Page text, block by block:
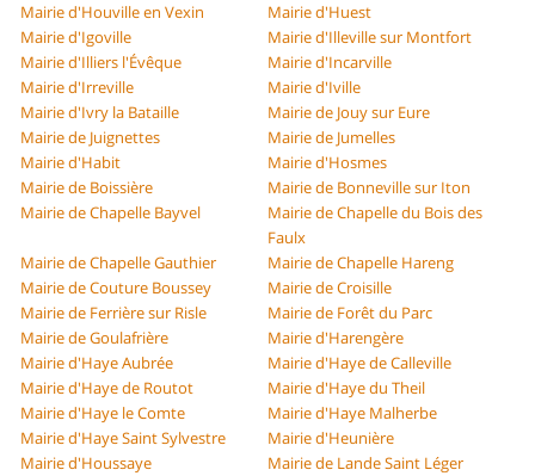
Mairie d'Houville en Vexin
Mairie d'Huest
Mairie d'Igoville
Mairie d'Illeville sur Montfort
Mairie d'Illiers l'Évêque
Mairie d'Incarville
Mairie d'Irreville
Mairie d'Iville
Mairie d'Ivry la Bataille
Mairie de Jouy sur Eure
Mairie de Juignettes
Mairie de Jumelles
Mairie d'Habit
Mairie d'Hosmes
Mairie de Boissière
Mairie de Bonneville sur Iton
Mairie de Chapelle Bayvel
Mairie de Chapelle du Bois des
Faulx
Mairie de Chapelle Gauthier
Mairie de Chapelle Hareng
Mairie de Couture Boussey
Mairie de Croisille
Mairie de Ferrière sur Risle
Mairie de Forêt du Parc
Mairie de Goulafrière
Mairie d'Harengère
Mairie d'Haye Aubrée
Mairie d'Haye de Calleville
Mairie d'Haye de Routot
Mairie d'Haye du Theil
Mairie d'Haye le Comte
Mairie d'Haye Malherbe
Mairie d'Haye Saint Sylvestre
Mairie d'Heunière
Mairie d'Houssaye
Mairie de Lande Saint Léger